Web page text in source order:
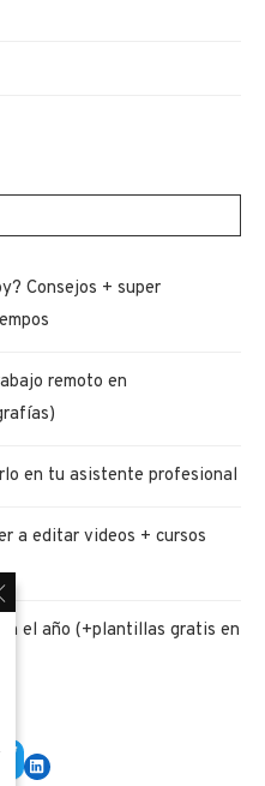
Consejos + super
remoto en
en tu asistente profesional
a editar videos + cursos
el año (+plantillas gratis en